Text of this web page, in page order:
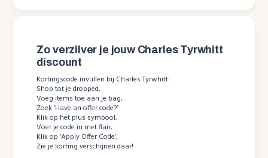
Zo verzilver je jouw Charles Tyrwhitt
discount
Kortingscode invullen bij Charles Tyrwhitt:
Shop tot je dropped,
Voeg items toe aan je bag,
Zoek ‘Have an offer code?’
Klik op het plus symbool,
Voer je code in met flair,
Klik op ‘Apply Offer Code’,
Zie je korting verschijnen daar!